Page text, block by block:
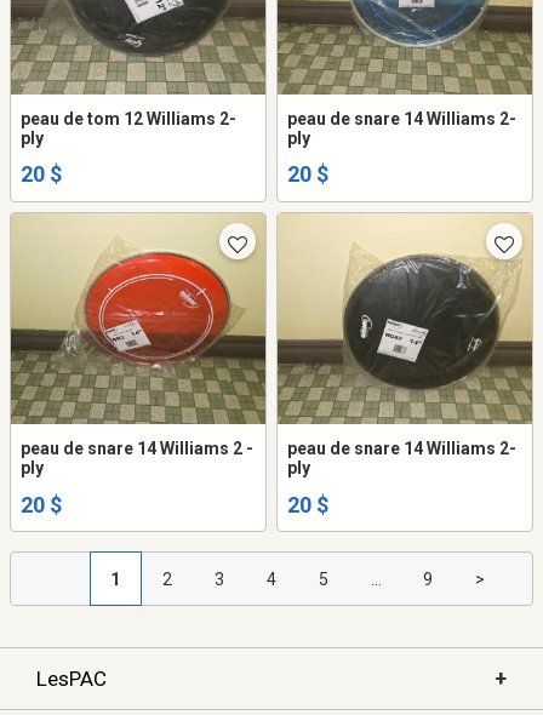
peau de tom 12 Williams 2-
ply
20 $
peau de snare 14 Williams 2-
ply
20 $
peau de snare 14 Williams 2 -
ply
20 $
peau de snare 14 Williams 2-
ply
20 $
1 2 3 4 5 9 >
LesPAC +